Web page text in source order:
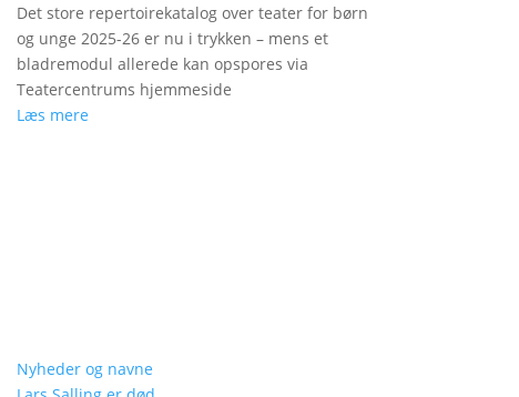
Det store repertoirekatalog over teater for børn
og unge 2025-26 er nu i trykken – mens et
bladremodul allerede kan opspores via
Teatercentrums hjemmeside
Læs mere
Nyheder og navne